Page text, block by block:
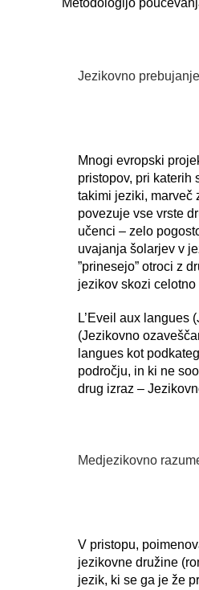
Metodologijo
Jezikovno prebujanje
Mnogi evropski
pristopov, pri katerih
takimi jeziki, marveč
povezuje vse vrste
učenci – zelo
uvajanja šolarjev v
”prinesejo” otroci z
jezikov skozi
L’Eveil aux
(Jezikovno
langues kot
področju, in ki ne
drug izraz –
Medjezikovno
V pristopu,
jezikovne družine
jezik, ki se ga je že